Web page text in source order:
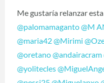
Me gustaría relanzar
@palomamaganto@M
@maria42@Mirimi
@oretano@andairacram
@yolitecles